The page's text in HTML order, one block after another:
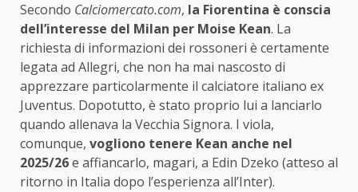
Secondo Calciomercato.com, la Fiorentina è conscia
dell’interesse del Milan per Moise Kean. La
richiesta di informazioni dei rossoneri è certamente
legata ad Allegri, che non ha mai nascosto di
apprezzare particolarmente il calciatore italiano ex
Juventus. Dopotutto, è stato proprio lui a lanciarlo
quando allenava la Vecchia Signora. I viola,
comunque, vogliono tenere Kean anche nel
2025/26e affiancarlo, magari, a Edin Dzeko (atteso al
ritorno in Italia dopo l’esperienza all’Inter).